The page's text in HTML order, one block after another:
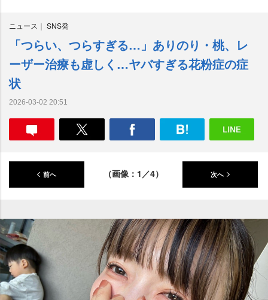
e
ニュース SNS発
「つらい、つらすぎる…」ありのり・桃、レ
ーザー治療も虚しく…ヤバすぎる花粉症の症
状
2026-03-02 20:51
前へ （画像：1／4） 次へ